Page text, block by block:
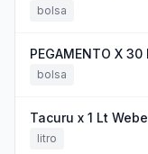
bolsa
PEGAMENTO X
bolsa
Tacuru x 1 Lt
litro